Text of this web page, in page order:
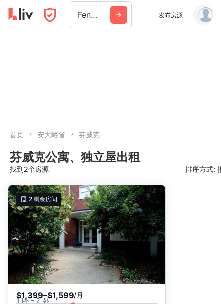
Fenwick 发布房源
首页 安大略省 芬威克
芬威克公寓、独立屋出租
找到2个房源 排序方式:
推荐
日期: 最新日期在前
日期: 过往日期在前
价格 - $$$ 到 $
价格 - $ 到 $$$
2 剩余房间
$1,399–$1,599/月
1 卧 – 2 卧